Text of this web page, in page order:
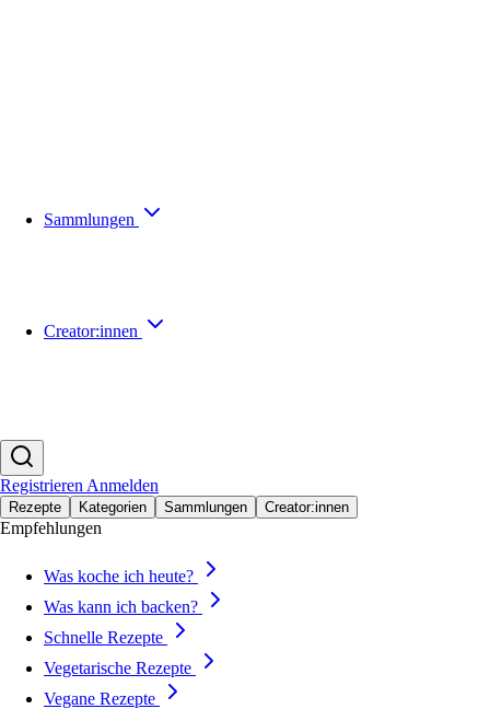
Sammlungen
Creator:innen
Registrieren Anmelden
Rezepte Kategorien Sammlungen Creator:innen
Empfehlungen
Was koche ich heute?
Was kann ich backen?
Schnelle Rezepte
Vegetarische Rezepte
Vegane Rezepte